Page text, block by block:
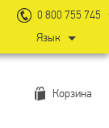
Корзина
0 800 755 745
Язык